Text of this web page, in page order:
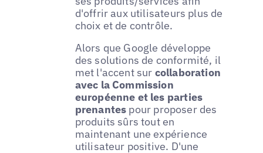
d'offrir aux utilisateurs plus de
choix et de contrôle.
Alors que Google développe
des solutions de conformité, il
met l'accent sur collaboration
avec la Commission
européenne et les parties
prenantes pour proposer des
produits sûrs tout en
maintenant une expérience
utilisateur positive. D'une